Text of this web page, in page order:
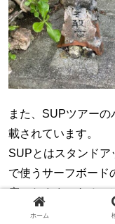
また、SUPツアー
載されています。
SUPとはスタンドア
で使うサーフボード
座ったまま、あるい
ビティです。
ホーム